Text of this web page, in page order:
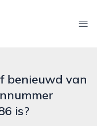
benieuwd van
is?